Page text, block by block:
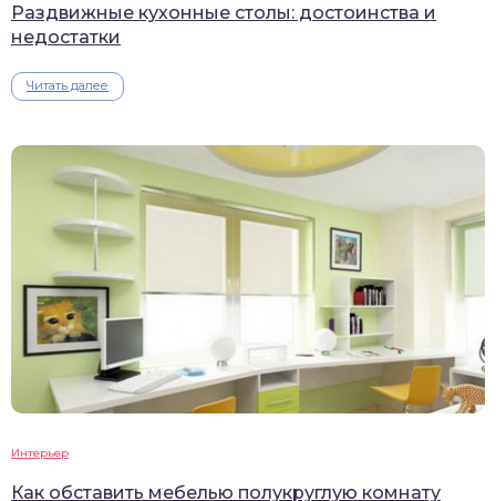
Раздвижные кухонные столы: достоинства и
недостатки
Читать далее
Интерьер
Как обставить мебелью полукруглую комнату